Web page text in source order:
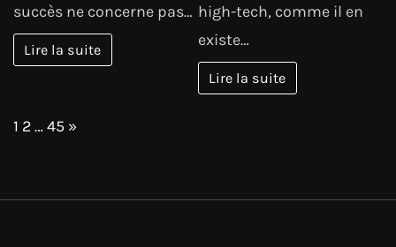
succès ne concerne pas…
Lire la suite
high-tech, comme il en
existe…
Lire la suite
Page:
1 2…45 Next
»